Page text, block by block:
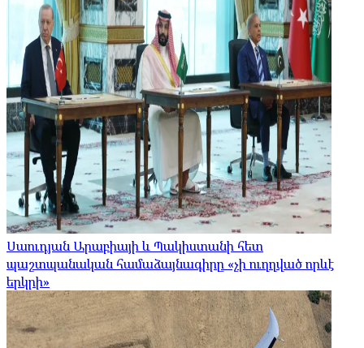
Սաուդյան Արաբիայի և Պակիստանի հետ
պաշտպանական համաձայնագիրը «չի ուղղված որևէ
երկրի»